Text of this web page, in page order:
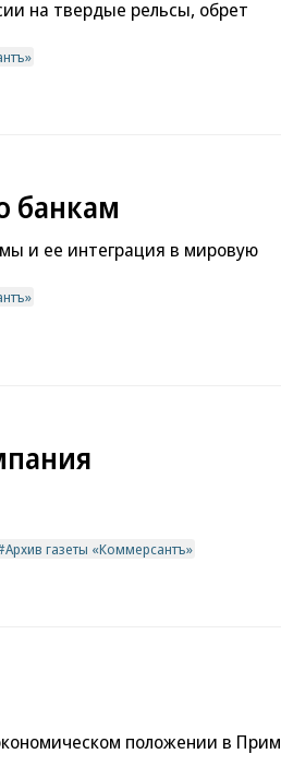
на твердые рельсы, обрет
банкам
и ее интеграция в мировую
Архив газеты «Коммерсантъ»
положении в Прим